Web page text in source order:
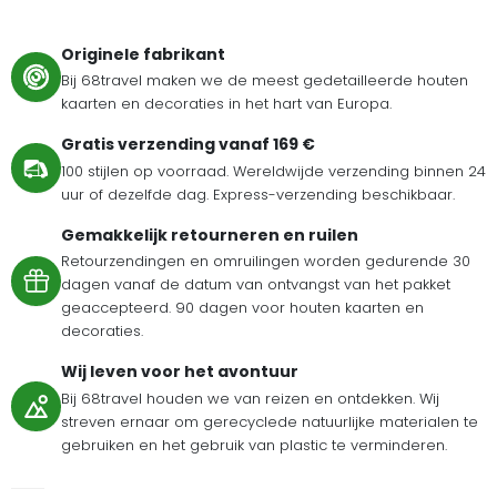
Originele fabrikant
Bij 68travel maken we de meest gedetailleerde houten
kaarten en decoraties in het hart van Europa.
Gratis verzending vanaf 169 €
100 stijlen op voorraad. Wereldwijde verzending binnen 24
uur of dezelfde dag. Express-verzending beschikbaar.
Gemakkelijk retourneren en ruilen
Retourzendingen en omruilingen worden gedurende 30
dagen vanaf de datum van ontvangst van het pakket
geaccepteerd. 90 dagen voor houten kaarten en
decoraties.
Wij leven voor het avontuur
Bij 68travel houden we van reizen en ontdekken. Wij
streven ernaar om gerecyclede natuurlijke materialen te
gebruiken en het gebruik van plastic te verminderen.